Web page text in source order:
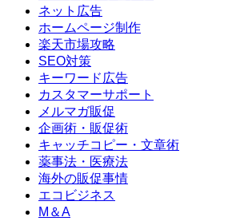
ネット広告
ホームページ制作
楽天市場攻略
SEO対策
キーワード広告
カスタマーサポート
メルマガ販促
企画術・販促術
キャッチコピー・文章術
薬事法・医療法
海外の販促事情
エコビジネス
M＆A